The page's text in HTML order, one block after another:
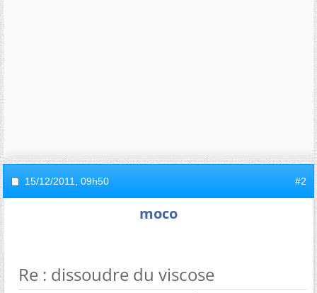
15/12/2011, 09h50 #2
moco
Re : dissoudre du viscose